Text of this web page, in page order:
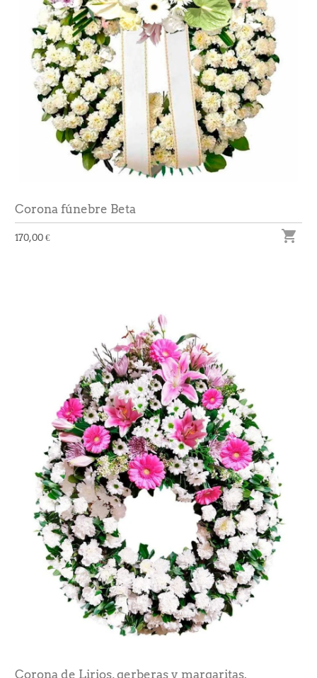
Corona fúnebre Beta
170,00 € 
Corona de Lirios, gerberas y margaritas.